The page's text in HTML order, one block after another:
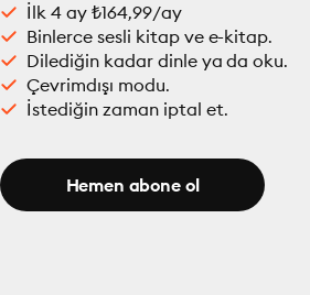
İlk 4 ay ₺164,99/ay
Binlerce sesli kitap ve e-kitap.
Dilediğin kadar dinle ya da oku.
Çevrimdışı modu.
İstediğin zaman iptal et.
Hemen abone ol